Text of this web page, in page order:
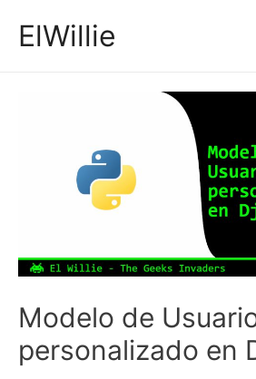
ElWillie
Modelo de
personalizado en